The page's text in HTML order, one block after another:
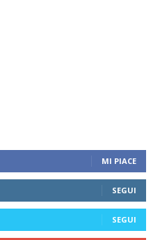
MI PIACE
SEGUI
SEGUI